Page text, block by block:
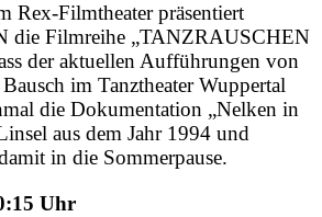
Rex-Filmtheater präsentiert
die Filmreihe „TANZRAUSCHEN
der aktuellen Aufführungen von
im Tanztheater Wuppertal
die Dokumentation „Nelken in
aus dem Jahr 1994 und
in die Sommerpause.
Uhr